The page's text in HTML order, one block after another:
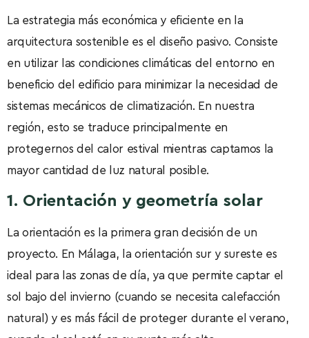
La estrategia más económica y eficiente en la
arquitectura sostenible es el diseño pasivo. Consiste
en utilizar las condiciones climáticas del entorno en
beneficio del edificio para minimizar la necesidad de
sistemas mecánicos de climatización. En nuestra
región, esto se traduce principalmente en
protegernos del calor estival mientras captamos la
mayor cantidad de luz natural posible.
1. Orientación y geometría solar
La orientación es la primera gran decisión de un
proyecto. En Málaga, la orientación sur y sureste es
ideal para las zonas de día, ya que permite captar el
sol bajo del invierno (cuando se necesita calefacción
natural) y es más fácil de proteger durante el verano,